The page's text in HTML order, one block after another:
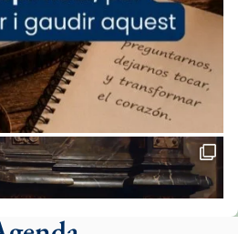
i Semproniana ens
bisbe de Tortosa, ha
juliol la missa de Les